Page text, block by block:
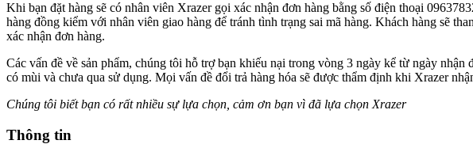
Khi bạn đặt hàng sẽ có nhân viên Xrazer gọi xác nhận đơn hàng bằng số điện thoại
hàng đồng kiểm với nhân viên giao hàng để tránh tình trạng sai mã hàng. Khách hàng sẽ
xác nhận đơn hàng.
Các vấn đề về sản phẩm, chúng tôi hỗ trợ bạn khiếu nại trong vòng 3 ngày kể từ ngày
có mùi và chưa qua sử dụng. Mọi vấn đề đổi trả hàng hóa sẽ được thẩm định khi Xrazer
Chúng tôi biết bạn có rất nhiều sự lựa chọn, cảm ơn bạn vì đã lựa chọn Xrazer
Thông tin